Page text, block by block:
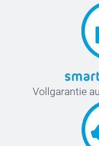
Vollgarantie